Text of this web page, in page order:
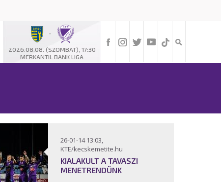
-
2026.08.08. (SZOMBAT), 17:30
MERKANTIL BANK LIGA
26-01-14 13:03,
KTE/kecskemetite.hu
KIALAKULT A TAVASZI
MENETRENDÜNK